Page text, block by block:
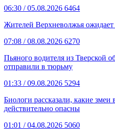
06:30 / 05.08.2026 6464
Жителей Верхневолжья
07:08 / 08.08.2026 6270
Пьяного водителя из Тверской
отправили в тюрьму
01:33 / 09.08.2026 5294
Биологи рассказали, какие змеи
действительно опасны
01:01 / 04.08.2026 5060